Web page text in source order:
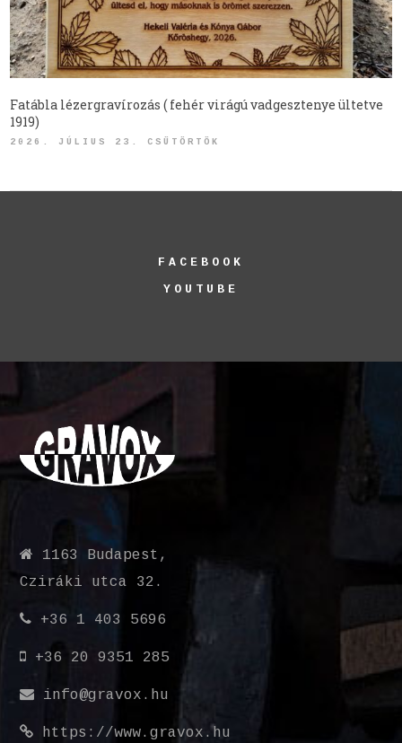
Fatábla lézergravírozás ( fehér virágú vadgesztenye ültetve
1919)
2026. JÚLIUS 23. CSÜTÖRTÖK
FACEBOOK
YOUTUBE
1163 Budapest,
Cziráki utca 32.
+36 1 403 5696
+36 20 9351 285
info@gravox.hu
https://www.gravox.hu